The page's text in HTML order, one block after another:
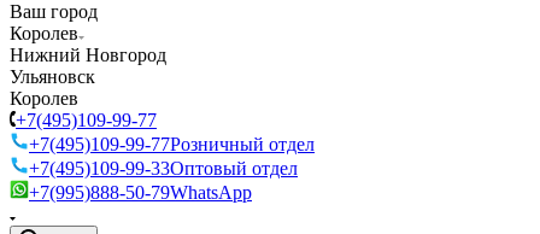
Ваш город
Королев
Нижний Новгород
Ульяновск
Королев
+7(495)109-99-77
+7(495)109-99-77Розничный отдел
+7(495)109-99-33Оптовый отдел
+7(995)888-50-79WhatsApp